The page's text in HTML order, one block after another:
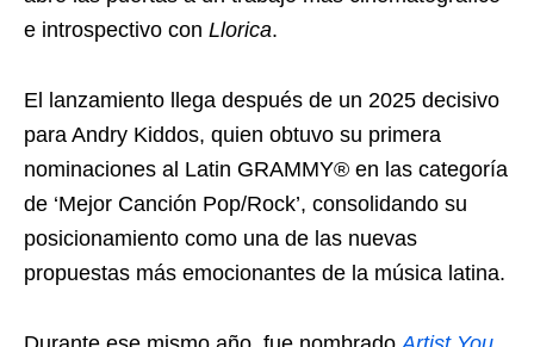
e introspectivo con Llorica.
El lanzamiento llega después de un 2025 decisivo
para Andry Kiddos, quien obtuvo su primera
nominaciones al Latin GRAMMY® en las categoría
de ‘Mejor Canción Pop/Rock’, consolidando su
posicionamiento como una de las nuevas
propuestas más emocionantes de la música latina.